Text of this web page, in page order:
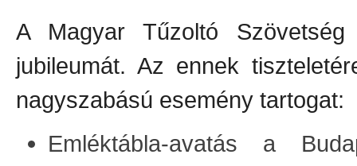
A Magyar Tűzoltó
jubileumát. Az ennek
nagyszabású esemény tartogat:
Emléktábla-avatás a